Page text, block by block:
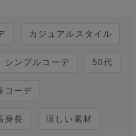
カジュアルスタイル
シンプルコーデ 50代
コーデ
身長 涼しい素材